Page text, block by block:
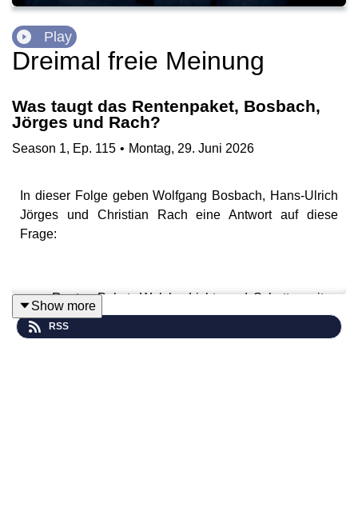
Play
Dreimal freie Meinung
Was taugt das Rentenpaket, Bosbach,
Jörges und Rach?
Season 1, Ep. 115 • Montag, 29. Juni 2026
In dieser Folge geben Wolfgang Bosbach, Hans-Ulrich
Jörges und Christian Rach eine Antwort auf diese
Frage:
Renten-Paket: Welche Licht- und Schattenseiten
hat es?
Show more
RSS